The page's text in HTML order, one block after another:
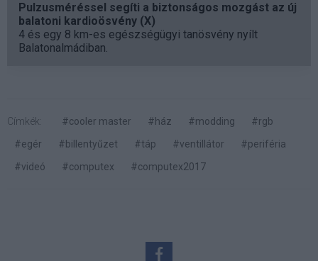
Pulzusméréssel segíti a biztonságos mozgást az új
balatoni kardioösvény (X)
4 és egy 8 km-es egészségügyi tanösvény nyílt
Balatonalmádiban.
Címkék: #cooler master #ház #modding
#rgb
#egér
#billentyűzet #táp #ventillátor
#periféria
#videó
#computex #computex2017